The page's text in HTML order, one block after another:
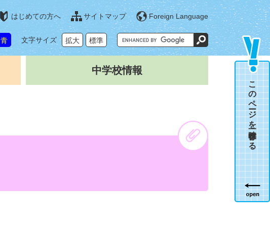
はじめての方へ サイトマップ Foreign Language
青 文字サイズ 拡大 標準
G
o
g
l
e
ス
中学校情報
このページを一時保存する